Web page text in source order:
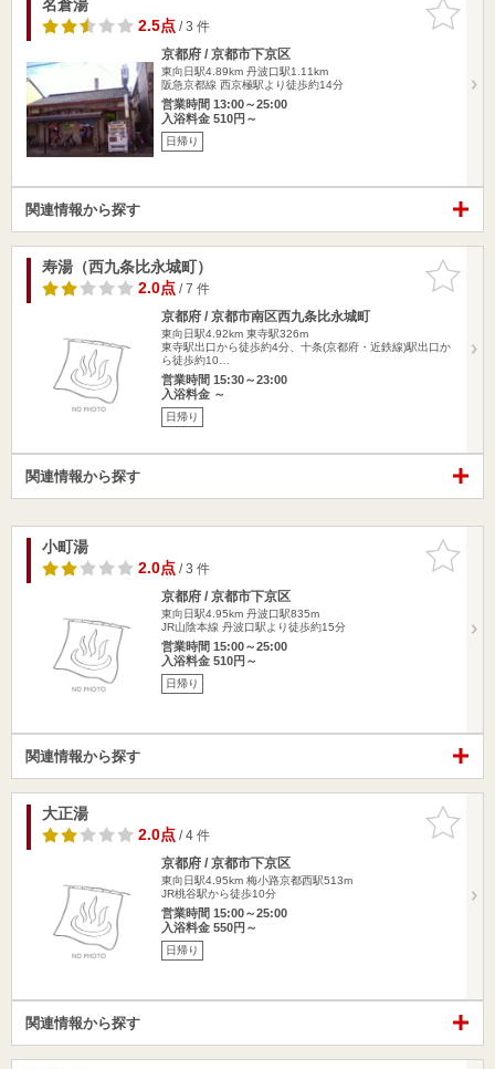
お気に入
りに追加
名倉湯
2.5点/ 3 件
京都府 / 京都市下京区
東向日駅4.89km 丹波口駅1.11km
阪急京都線 西京極駅より徒歩約14分
営業時間 13:00～25:00
入浴料金 510円～
日帰り
関連情報から探す
お気に入
りに追加
寿湯（西九条比永城町）
2.0点/ 7 件
京都府 / 京都市南区西九条比永城町
東向日駅4.92km 東寺駅326m
東寺駅出口から徒歩約4分、十条(京都府・近鉄線)駅出口か
ら徒歩約10…
営業時間 15:30～23:00
入浴料金 ～
日帰り
関連情報から探す
お気に入
りに追加
小町湯
2.0点/ 3 件
京都府 / 京都市下京区
東向日駅4.95km 丹波口駅835m
JR山陰本線 丹波口駅より徒歩約15分
営業時間 15:00～25:00
入浴料金 510円～
日帰り
関連情報から探す
お気に入
りに追加
大正湯
2.0点/ 4 件
京都府 / 京都市下京区
東向日駅4.95km 梅小路京都西駅513m
JR桃谷駅から徒歩10分
営業時間 15:00～25:00
入浴料金 550円～
日帰り
関連情報から探す